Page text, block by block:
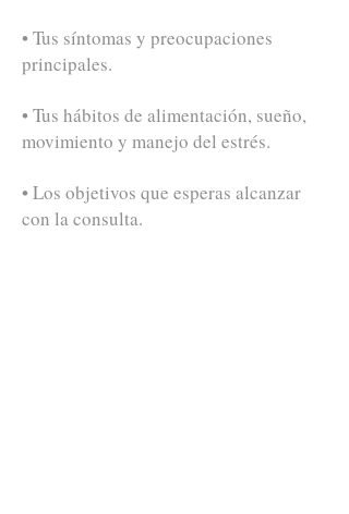
• Tus síntomas y preocupaciones
principales.
• Tus hábitos de alimentación, sueño,
movimiento y manejo del estrés.
• Los objetivos que esperas alcanzar
con la consulta.